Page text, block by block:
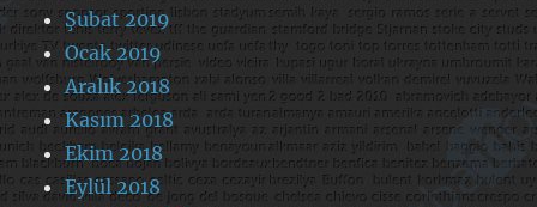
Şubat 2019
Ocak 2019
Aralık 2018
Kasım 2018
Ekim 2018
Eylül 2018